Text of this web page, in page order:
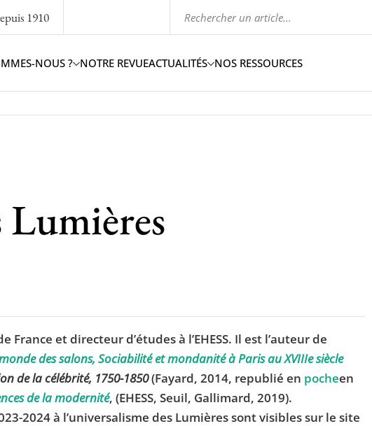
1910
NOUS ? NOTRE REVUEACTUALITÉS NOS RESSOURCES
Lumières
et directeur d’études à l’EHESS. Il est l’auteur de
des salons, Sociabilité et mondanité à Paris au XVIIIe siècle
de la célébrité, 1750-1850(Fayard, 2014, republié en pocheen
de la modernité, (EHESS, Seuil, Gallimard, 2019).
2024 à l’universalisme des Lumières sont visibles sur le site